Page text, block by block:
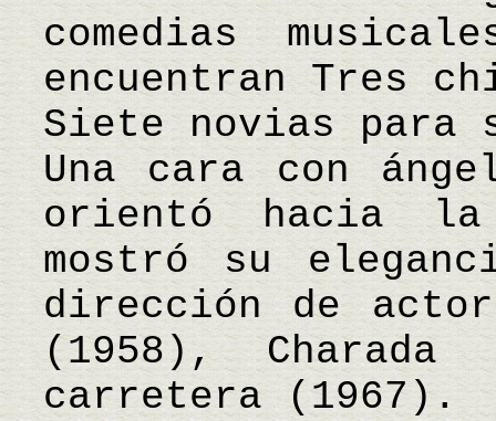
comedias
encuentran Tres
Siete novias para
Una cara con
orientó hacia la
mostró su
dirección de
(1958),
carretera (1967).